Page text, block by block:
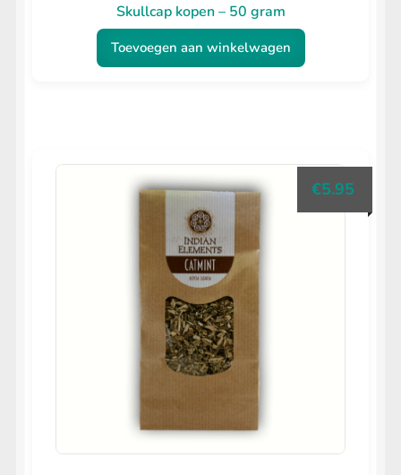
Skullcap kopen – 50 gram
Toevoegen aan winkelwagen
€5.95